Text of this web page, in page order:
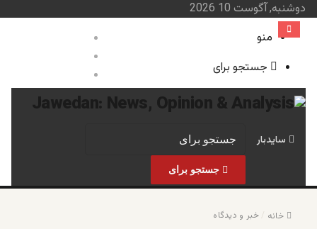
دوشنبه, آگوست 10 2026
منو
جستجو برای
صفحه نخست
سایدبار
جستجو برای
خانه خبر و دیدگاه